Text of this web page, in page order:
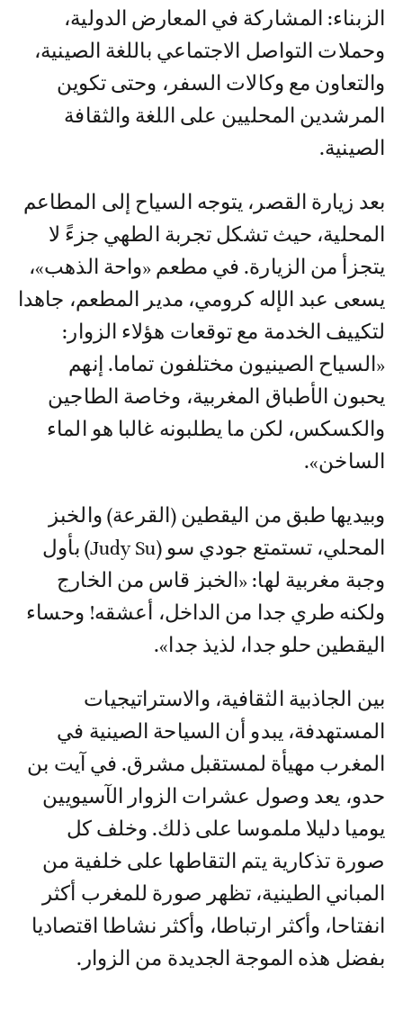
الزبناء: المشاركة في المعارض الدولية،
وحملات التواصل الاجتماعي باللغة الصينية،
والتعاون مع وكالات السفر، وحتى تكوين
المرشدين المحليين على اللغة والثقافة
الصينية.
بعد زيارة القصر، يتوجه السياح إلى المطاعم
المحلية، حيث تشكل تجربة الطهي جزءً لا
يتجزأ من الزيارة. في مطعم «واحة الذهب»،
يسعى عبد الإله كرومي، مدير المطعم، جاهدا
لتكييف الخدمة مع توقعات هؤلاء الزوار:
«السياح الصينيون مختلفون تماما. إنهم
يحبون الأطباق المغربية، وخاصة الطاجين
والكسكس، لكن ما يطلبونه غالبا هو الماء
الساخن».
وبيديها طبق من اليقطين (القرعة) والخبز
المحلي، تستمتع جودي سو (Judy Su) بأول
وجبة مغربية لها: «الخبز قاس من الخارج
ولكنه طري جدا من الداخل، أعشقه! وحساء
اليقطين حلو جدا، لذيذ جدا».
بين الجاذبية الثقافية، والاستراتيجيات
المستهدفة، يبدو أن السياحة الصينية في
المغرب مهيأة لمستقبل مشرق. في آيت بن
حدو، يعد وصول عشرات الزوار الآسيويين
يوميا دليلا ملموسا على ذلك. وخلف كل
صورة تذكارية يتم التقاطها على خلفية من
المباني الطينية، تظهر صورة للمغرب أكثر
انفتاحا، وأكثر ارتباطا، وأكثر نشاطا اقتصاديا
بفضل هذه الموجة الجديدة من الزوار.